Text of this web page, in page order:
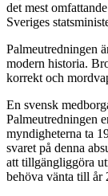
det mest
Sveriges
Palmeutredningen
modern historia.
korrekt och
En svensk
Palmeutredningen
myndigheterna ta
svaret på denna
att tillgängliggöra
behöva vänta till år